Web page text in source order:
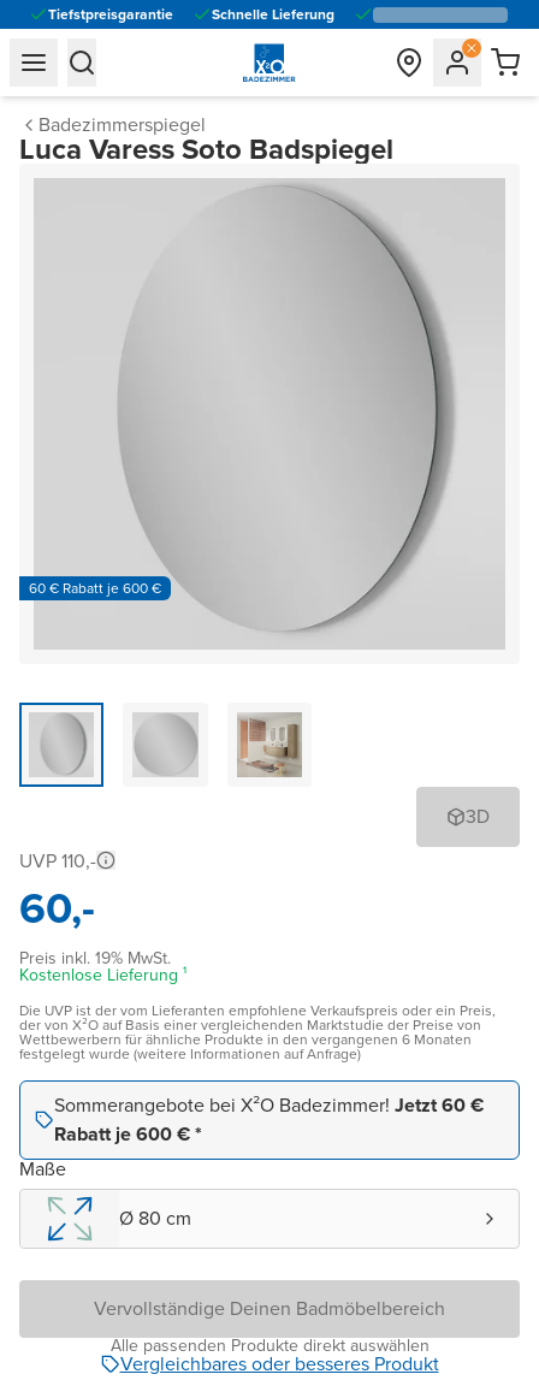
Tiefstpreisgarantie Schnelle Lieferung
general.navigation.toggle_menu.label
general.navigation.toggle_menu.label
Badezimmerspiegel
Luca Varess Soto Badspiegel
60 € Rabatt je 600 €
3D
UVP 110,-
60,-
Preis inkl. 19% MwSt.
Kostenlose Lieferung ¹
Die UVP ist der vom Lieferanten empfohlene Verkaufspreis oder ein Preis,
der von X²O auf Basis einer vergleichenden Marktstudie der Preise von
Wettbewerbern für ähnliche Produkte in den vergangenen 6 Monaten
festgelegt wurde (weitere Informationen auf Anfrage)
Sommerangebote bei X²O Badezimmer! Jetzt 60 €
Rabatt je 600 € *
Maße
Ø 80 cm
Vervollständige Deinen Badmöbelbereich
Alle passenden Produkte direkt auswählen
Vergleichbares oder besseres Produkt